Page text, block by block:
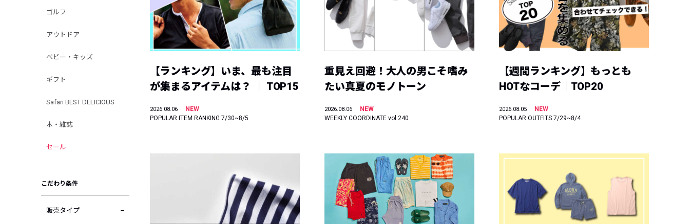
ゴルフ
アウトドア
ベビー・キッズ
ギフト
Safari BEST DELICIOUS
本・雑誌
セール
こだわり条件
販売タイプ
【ランキング】いま、最も注目
が集まるアイテムは？ ｜ TOP15
2026.08.06
NEW
POPULAR ITEM RANKING 7/30~8/5
重見え回避！大人の男こそ嗜み
たい真夏のモノトーン
2026.08.06
NEW
WEEKLY COORDINATE vol.240
【週間ランキング】もっとも
HOTなコーデ｜TOP20
2026.08.05
NEW
POPULAR OUTFITS 7/29~8/4